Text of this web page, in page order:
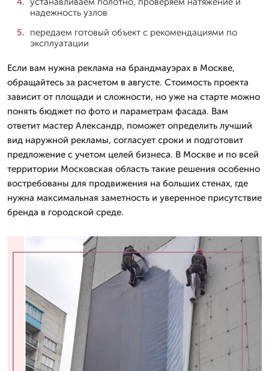
надежность узлов
передаем готовый объект с рекомендациями по
эксплуатации
Если вам нужна реклама на брандмауэрах в Москве,
обращайтесь за расчетом в августе. Стоимость проекта
зависит от площади и сложности, но уже на старте можно
понять бюджет по фото и параметрам фасада. Вам
ответит мастер Александр, поможет определить лучший
вид наружной рекламы, согласует сроки и подготовит
предложение с учетом целей бизнеса. В Москве и по всей
территории Московская область такие решения особенно
востребованы для продвижения на больших стенах, где
нужна максимальная заметность и уверенное присутствие
бренда в городской среде.